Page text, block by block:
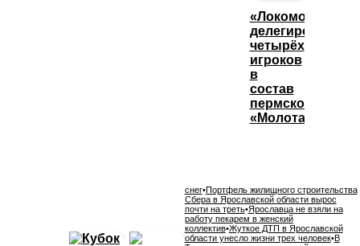
«Локомотив»
делегировал
четырёх
игроков
в
состав
пермского
«Молота»
снег•Портфель жилищного строительства
Сбера в Ярославской области вырос
почти на треть•Ярославца не взяли на
работу пекарем в женский
коллектив•Жуткое ДТП в Ярославской
области унесло жизни трех человек•В